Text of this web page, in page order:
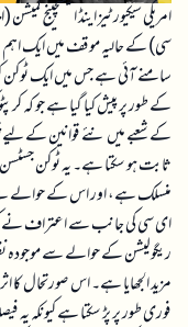
امریکی سیکیورٹیز اینڈ ایکسچینج
سی) کے حالیہ موقف میں ایک اہم
سامنے آئی ہے جس میں ایک ٹوکن
کے طور پر پیش کیا گیا ہے جو کہ
کے شعبے میں نئے قوانین کے لیے
ثابت ہو سکتا ہے۔ یہ ٹوکن
منسلک ہے، اور اس کے حوالے
ای سی کی جانب سے اعتراف نے
ریگولیشن کے حوالے سے موجودہ
مزید الجھایا ہے۔ اس صورتحال کا
فوری طور پر پڑ سکتا ہے کیونکہ یہ